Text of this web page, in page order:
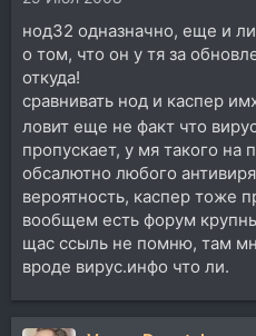
нод32 одназначно, еще и
о том, что он у тя за
откуда!
сравнивать нод и каспер
ловит еще не факт что
пропускает, у мя такого на
обсалютно любого
вероятность, каспер тоже
вообщем есть форум
щас ссыль не помню, там
вроде вирус.инфо что ли.